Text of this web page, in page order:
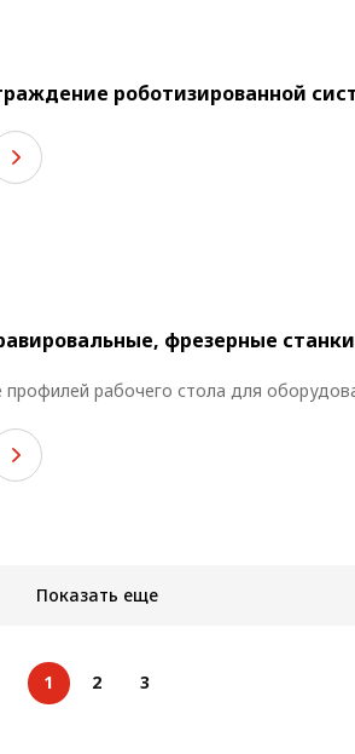
роботизированной
фрезерные
профилей рабочего стола для
Показать еще
1 2 3